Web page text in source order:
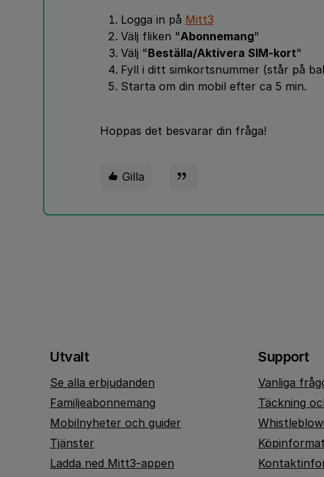
Logga in på Mitt3
Välj fliken "Abonnemang"
Välj "Beställa/Aktivera SIM-kort"
Fyll i ditt simkortsnummer (står på
Starta om din mobil efter ca 5 min.
Hoppas det besvarar din fråga!
Gilla
Utvalt
Se alla erbjudanden
Familjeabonnemang
Mobilnyheter och guider
Tjänster
Ladda ned Mitt3-appen
Support
Vanliga
Täckning